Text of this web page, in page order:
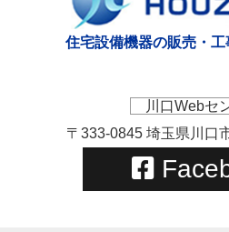
住宅設備機器の販売・工
川口Webセ
〒333-0845 埼玉県川口